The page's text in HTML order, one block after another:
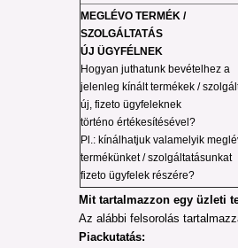
MEGLÉVO TERMÉK /
SZOLGÁLTATÁS
ÚJ ÜGYFÉLNEK
Hogyan juthatunk bevételhez a
jelenleg kínált termékek /
új, fizeto ügyfeleknek
történo értékesítésével?
Pl.: kínálhatjuk valamelyik
termékünket / szolgáltatásunkat
fizeto ügyfelek részére?
Mit tartalmazzon egy üzleti
Az alábbi felsorolás
Piackutatás: